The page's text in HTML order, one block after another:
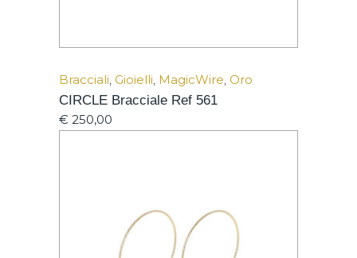
Bracciali Gioielli MagicWire Oro
CIRCLE Bracciale Ref 561
€ 250,00